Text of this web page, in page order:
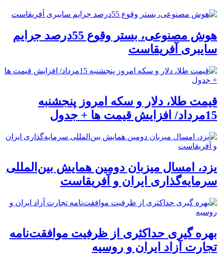
هوش مصنوعی، بستر وقوع 55درصد جرایم
سایبری آفریقاست
قیمت طلا، دلار و سکه امروز پنجشنبه
15مرداد/ افزایش قیمت ها + جدول
یزد، امسال میزبان دومین همایش بین‌المللی
سرمایه‌گذاری ایران و آفریقاست
بهره گیری حداکثری از ظرفیت موافقت‌نامه
تجارت آزاد ایران و روسیه